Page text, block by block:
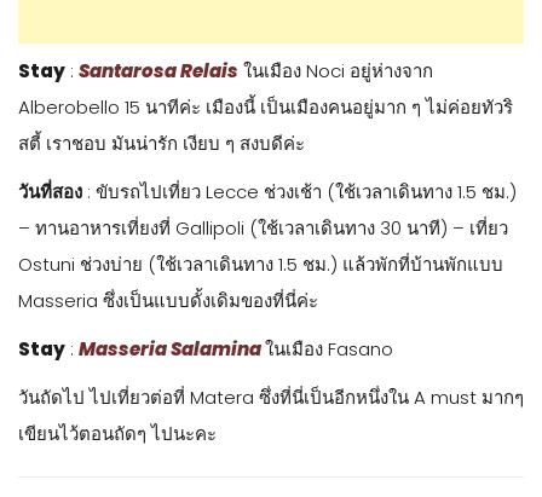
Stay : Santarosa Relais ในเมือง Noci อยู่ห่างจาก
Alberobello 15 นาทีค่ะ เมืองนี้ เป็นเมืองคนอยู่มาก ๆ ไม่ค่อยทัวริ
สตี้ เราชอบ มันน่ารัก เงียบ ๆ สงบดีค่ะ
วันที่สอง : ขับรถไปเที่ยว Lecce ช่วงเช้า (ใช้เวลาเดินทาง 1.5 ชม.)
– ทานอาหารเที่ยงที่ Gallipoli (ใช้เวลาเดินทาง 30 นาที) – เที่ยว
Ostuni ช่วงบ่าย (ใช้เวลาเดินทาง 1.5 ชม.) แล้วพักที่บ้านพักแบบ
Masseria ซึ่งเป็นแบบดั้งเดิมของที่นี่ค่ะ
Stay : Masseria Salaminaในเมือง Fasano
วันถัดไป ไปเที่ยวต่อที่ Matera ซึ่งที่นี่เป็นอีกหนึ่งใน A must มากๆ
เขียนไว้ตอนถัดๆ ไปนะคะ